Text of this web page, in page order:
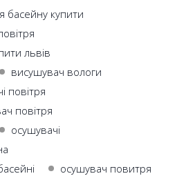
басейну купити
львів
висушувач вологи
повітря
повітря
осушувачі
осушувач повитря